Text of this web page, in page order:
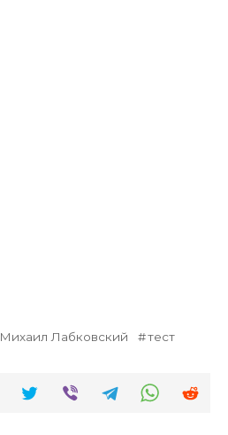
Михаил Лабковский тест